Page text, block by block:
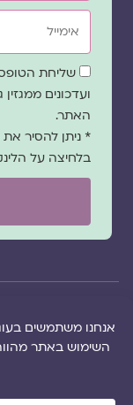
אימייל
שדהשליחת הטופס
ועדכונים
האתר.
* ניתן להסיר
בלחיצה על
הזכויות של מגזין